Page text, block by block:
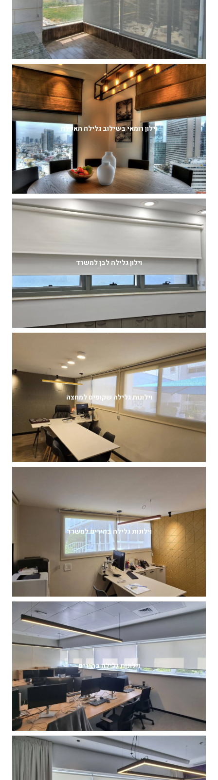
וילון רומאי בשילוב גלילה האפלה
וילון גלילה לבן למשרד
וילונות גלילה שקופים למחצה
וילונות גלילה בהירים למשרד
וילונות גלילה בהירים